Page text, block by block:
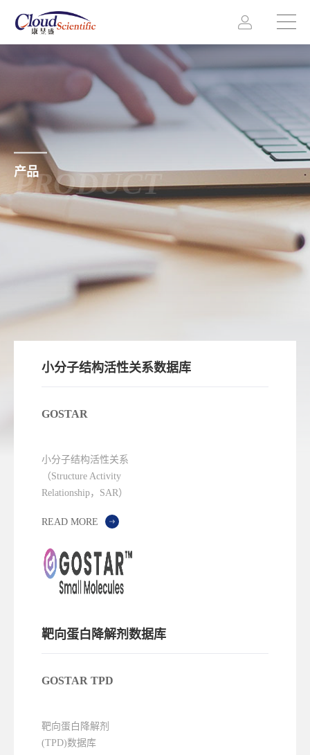
产品
PRODUCT
小分子结构活性关系数据库
GOSTAR
小分子结构活性关系
（Structure Activity
Relationship，SAR）
READ MORE
靶向蛋白降解剂数据库
GOSTAR TPD
靶向蛋白降解剂
(TPD)数据库